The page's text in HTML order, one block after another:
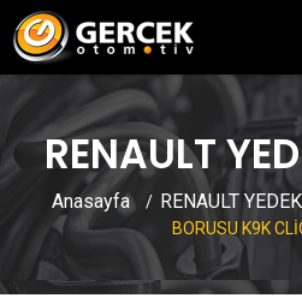
RENAULT
Anasayfa / RENAULT
BORUSU K9K